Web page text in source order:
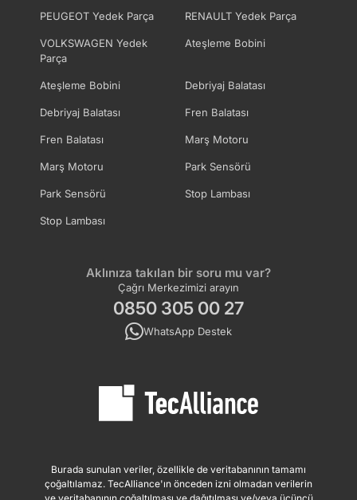
INFINITI OLTCIT
AUSTIN-HEALEY
WOLSELEY TOFAS
UAZ UMM
GEELY YUGO
LTI
IRAN KHODRO (IKCO) EMGRAND
PEUGEOT Yedek Parça RENAULT Yedek Parça
VOLKSWAGEN Yedek
Parça
Ateşleme Bobini
Ateşleme Bobini Debriyaj Balatası
Debriyaj Balatası Fren Balatası
Fren Balatası Marş Motoru
Marş Motoru Park Sensörü
Park Sensörü Stop Lambası
Stop Lambası
Aklınıza takılan bir soru mu var?
Çağrı Merkezimizi arayın
0850 305 00 27
WhatsApp Destek
Burada sunulan veriler, özellikle de veritabanının tamamı
çoğaltılamaz. TecAlliance'ın önceden izni olmadan verilerin